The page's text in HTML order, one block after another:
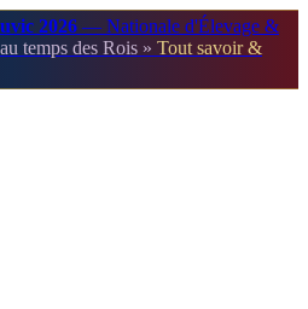
2026 — Nationale d'Élevage &
temps des Rois » Tout savoir &